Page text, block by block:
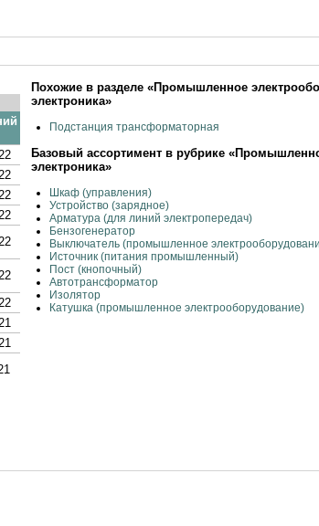
Похожие в разделе «Промышленное
электроника»
Подстанция трансформаторная
Базовый ассортимент в рубрике
электроника»
Шкаф (управления)
Устройство (зарядное)
Арматура (для линий электропередач)
Бензогенератор
Выключатель (промышленное
Источник (питания промышленный)
Пост (кнопочный)
Автотрансформатор
Изолятор
Катушка (промышленное электрооборудование)